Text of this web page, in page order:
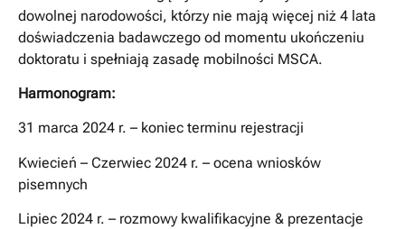
dowolnej narodowości, którzy nie mają więcej niż 4 lata
doświadczenia badawczego od momentu ukończeniu
doktoratu i spełniają zasadę mobilności MSCA.
Harmonogram:
31 marca 2024 r. – koniec terminu rejestracji
Kwiecień – Czerwiec 2024 r. – ocena wniosków
pisemnych
Lipiec 2024 r. – rozmowy kwalifikacyjne & prezentacje